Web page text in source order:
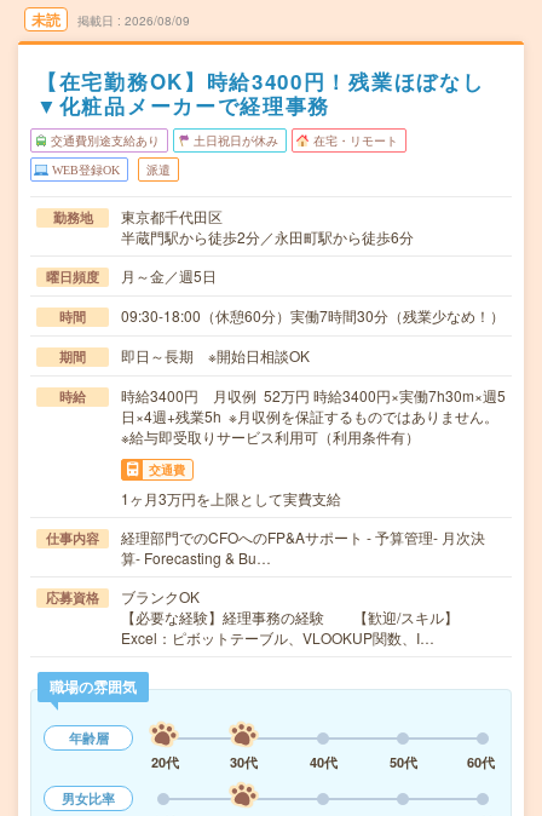
未読 掲載日 2026/08/09
【在宅勤務OK】時給3400円！残業ほぼなし
▼化粧品メーカーで経理事務
交通費別途支給あり 土日祝日が休み 在宅・リモート
WEB登録OK 派遣
勤務地
東京都千代田区
半蔵門駅から徒歩2分／永田町駅から徒歩6分
曜日頻度 月～金／週5日
時間 09:30-18:00（休憩60分）実働7時間30分（残業少なめ！）
期間 即日～長期 ※開始日相談OK
時給
時給3400円 月収例 52万円 時給3400円×実働7h30m×週5
日×4週+残業5h ※月収例を保証するものではありません。
※給与即受取りサービス利用可（利用条件有）
交通費
1ヶ月3万円を上限として実費支給
仕事内容
経理部門でのCFOへのFP&Aサポート - 予算管理- 月次決
算- Forecasting & Bu…
応募資格
ブランクOK
【必要な経験】経理事務の経験 【歓迎/スキル】
Excel：ピボットテーブル、VLOOKUP関数、I…
職場の雰囲気
年齢層
20代
30代 40代 50代
60代
男女比率